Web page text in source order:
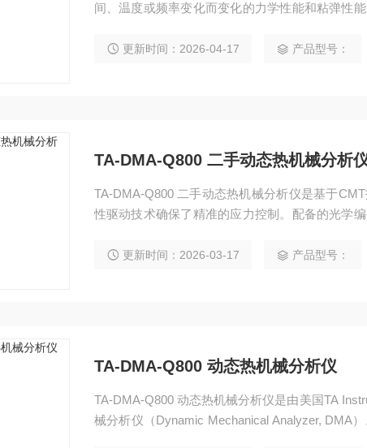
间、温度或频率变化而变化的力学性能和粘弹性
更新时间：2026-04-17 产品型号：
TA-DMA-Q800 二手动态热机械分析
TA-DMA-Q800 二手动态热机械分析仪是基于
性驱动技术确保了精准的应力控制。配备的光学
固性树脂固化特征、高聚物抗冲击性能，及金属玻
更新时间：2026-03-17 产品型号：
TA-DMA-Q800 动态热机械分析仪
TA-DMA-Q800 动态热机械分析仪是由美国TA
械分析仪（Dynamic Mechanical Analyzer, DMA